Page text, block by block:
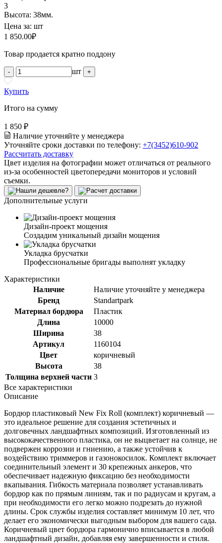
3
Высота: 38мм.
Цена за: шт
1 850.00₽
Товар продается кратно поддону
- шт +
Купить
Итого на сумму
1 850 ₽
Наличие уточняйте у менеджера
Уточняйте сроки доставки по телефону: +7(3452)610-902
Рассчитать доставку
Цвет изделия на фотографии может отличаться от реального
из-за особенностей цветопередачи мониторов и условий
съемки.
Дополнительные услуги
Дизайн-проект мощения
Создадим уникальный дизайн мощения
Укладка брусчатки
Профессиональные бригады выполнят укладку
Характеристики
Наличие
Наличие уточняйте у менеджера
Бренд
Standartpark
Материал бордюра
Пластик
Длина
10000
Ширина
38
Артикул
1160104
Цвет
коричневый
Высота
38
Толщина верхней части 3
Все характеристики
Описание
Бордюр пластиковый New Fix Roll (комплект) коричневый —
это идеальное решение для создания эстетичных и
долговечных ландшафтных композиций. Изготовленный из
высококачественного пластика, он не выцветает на солнце, не
подвержен коррозии и гниению, а также устойчив к
воздействию триммеров и газонокосилок. Комплект включает
соединительный элемент и 30 крепежных анкеров, что
обеспечивает надежную фиксацию без необходимости
вкапывания. Гибкость материала позволяет устанавливать
бордюр как по прямым линиям, так и по радиусам и кругам, а
при необходимости его легко можно подрезать до нужной
длины. Срок службы изделия составляет минимум 10 лет, что
делает его экономически выгодным выбором для вашего сада.
Коричневый цвет бордюра гармонично вписывается в любой
ландшафтный дизайн, добавляя ему завершенности и стиля.